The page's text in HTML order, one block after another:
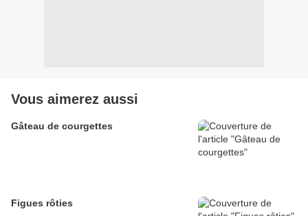
Vous aimerez aussi
Gâteau de courgettes
Figues rôties